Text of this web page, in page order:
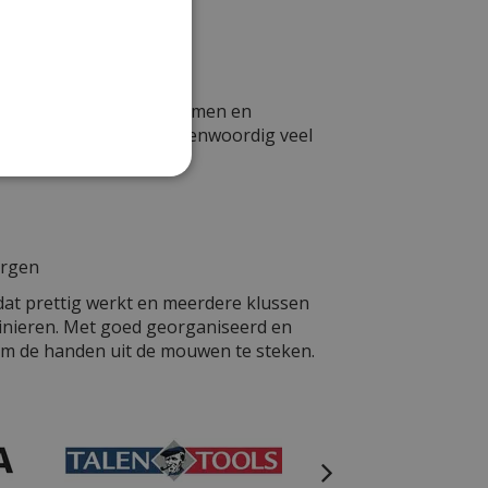
te zijn. Slimme systemen en
Wat u tegenwoordig veel
prettig werkt en meerdere klussen
Met goed georganiseerd en
de handen uit de mouwen te steken.